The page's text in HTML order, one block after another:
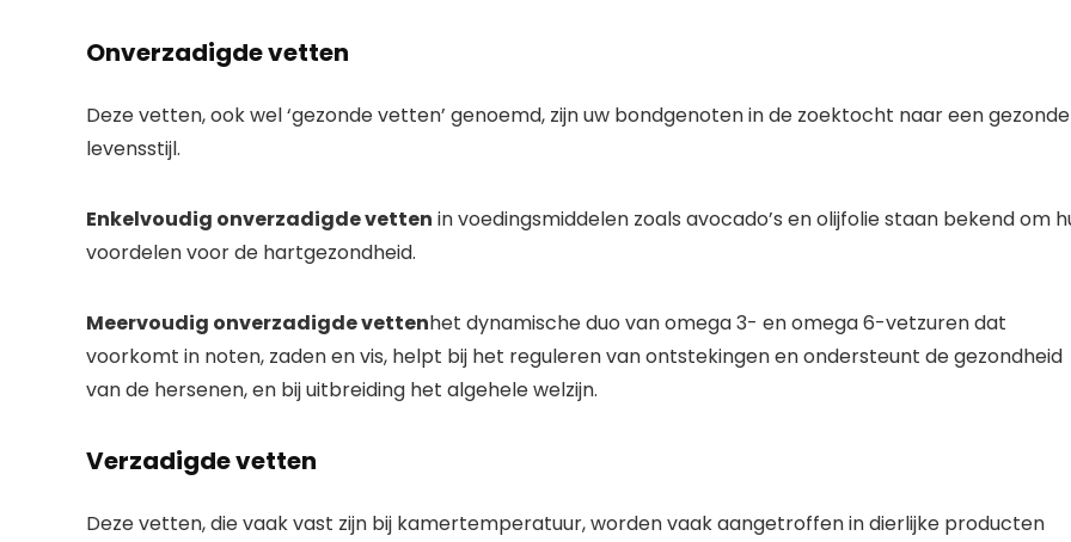
Onverzadigde vetten
Deze vetten, ook wel ‘gezonde vetten’ genoemd, zijn uw bondgenoten in de zoektocht naar een
levensstijl.
Enkelvoudig onverzadigde vetten in voedingsmiddelen zoals avocado’s en olijfolie staan ​​bekend om
voordelen voor de hartgezondheid.
Meervoudig onverzadigde vettenhet dynamische duo van omega 3- en omega 6-vetzuren dat
voorkomt in noten, zaden en vis, helpt bij het reguleren van ontstekingen en ondersteunt de gezondheid
van de hersenen, en bij uitbreiding het algehele welzijn.
Verzadigde vetten
Deze vetten, die vaak vast zijn bij kamertemperatuur, worden vaak aangetroffen in dierlijke producten